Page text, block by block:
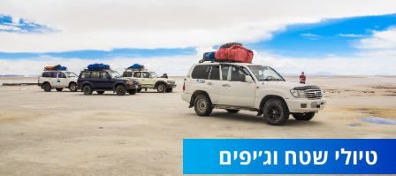
טיולי שטח וג׳יפים